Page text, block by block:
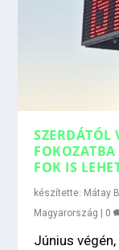
SZERDÁTÓL
FOKOZATBA
FOK IS
készítette: Mátay
Magyarország
0
Június